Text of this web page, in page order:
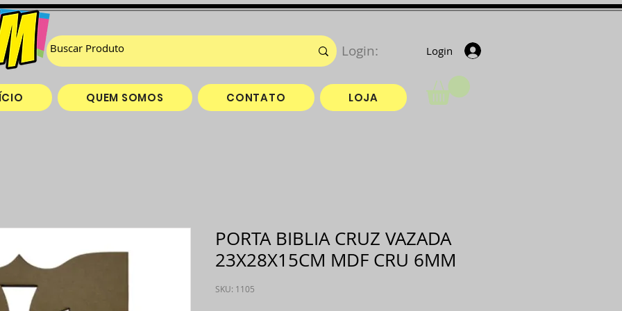
Login
QUEM SOMOS CONTATO LOJA
Login:
PORTA BIBLIA CRUZ VAZADA
23X28X15CM MDF CRU 6MM
SKU: 1105